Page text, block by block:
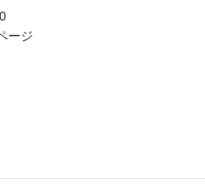
Presentの続編、莉乃の妊娠～出
いたので、どこにいれようかと
もありますのでご了承ください。
いくせに」
はずなのに―ー。
妹だとは思えない」
ージ